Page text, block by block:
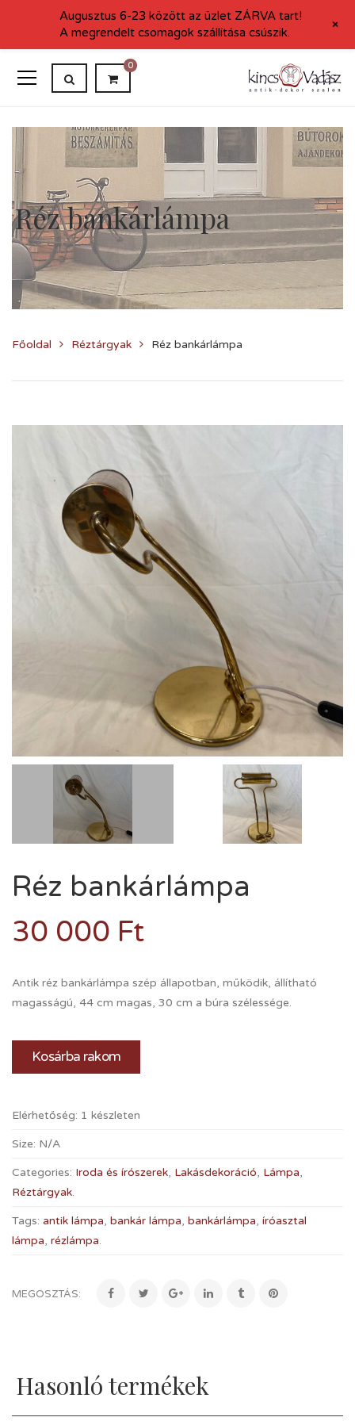
0
Réz bankárlámpa
Főoldal Réztárgyak Réz bankárlámpa
Réz bankárlámpa
30 000 Ft
Antik réz bankárlámpa szép állapotban, működik, állítható
magasságú, 44 cm magas, 30 cm a búra szélessége.
Kosárba rakom
Elérhetőség: 1 készleten
Size: N/A
Categories: Iroda és írószerek, Lakásdekoráció, Lámpa,
Réztárgyak.
Tags: antik lámpa, bankár lámpa, bankárlámpa, íróasztal
lámpa, rézlámpa.
MEGOSZTÁS:
Hasonló termékek
Augusztus 6-23 között az üzlet ZÁRVA tart!
A megrendelt csomagok szállítása csúszik.
+